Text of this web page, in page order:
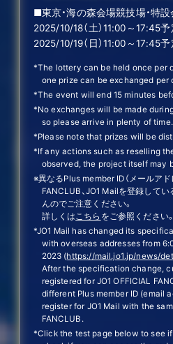
■東京・海の森会場競技場・特
2025/10/18（土）11:00～17:45
2025/10/19（日）11:00～17:45
*The lottery can be held once per
one prize can be exchanged per
*The event will end 15 minutes
*No exchanges will be made
so please arrive in plenty of time.
*Please note that prizes will be
*If any actions such as reselling
observed, the project itself may
※異なるPlus member ID（メールアド
FANCLUB、JO1 Mailを登録して
んのでご注意ください。
詳しくはこちら をご参照ください。
*JO1 Mail has changed its
with overseas addresses from
2023 (https://mail.jo1.jp/news/
After the specification change,
registered for JO1 OFFICIAL
different Plus member ID (email
register for JO1 Mail with the
FANCLUB.
*Click the test page below to see